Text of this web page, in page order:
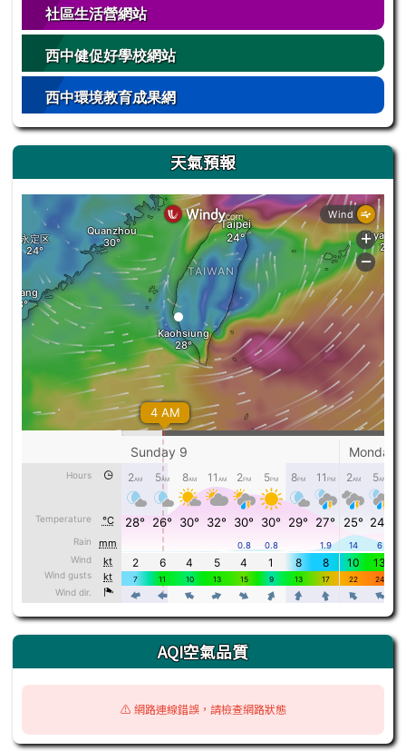
社區生活營網站
西中健促好學校網站
西中環境教育成果網
天氣預報
AQI空氣品質
⚠️ 網路連線錯誤，請檢查網路狀態